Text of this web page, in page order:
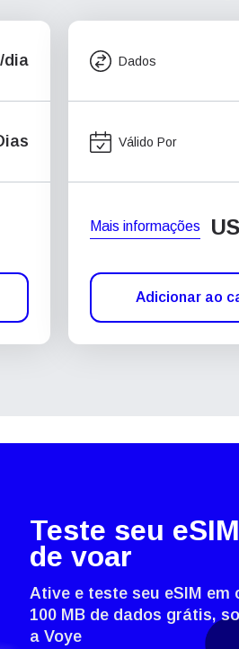
dia Dados
Válido Por
Mais informações
Adicionar ao
Teste seu
de voar
Ative e teste seu eSIM em
100 MB de dados grátis,
a Voye